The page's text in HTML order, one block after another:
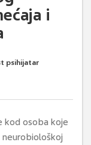
i
psihijatar
kod osoba koje